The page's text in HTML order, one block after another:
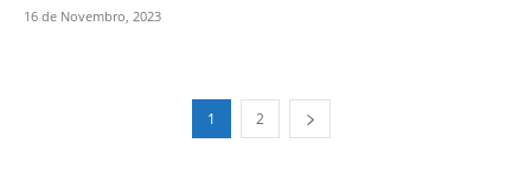
16 de Novembro, 2023
1 2